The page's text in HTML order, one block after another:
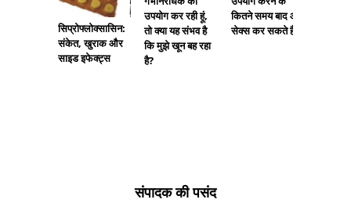
सिप्रोफ्लोक्सासिन:
संकेत, खुराक और
साइड इफेक्ट्स
उपयोग कर रही हूं,
तो क्या यह संभव है
कि मुझे खून बह रहा
है?
कितने समय बाद आप
सेक्स कर सकते हैं?
संपादक की पसंद